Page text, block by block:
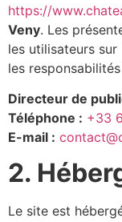
https://
Veny. Les
les utilisateurs
les
Directeur de
Téléphone : +33
E-mail :
2.
Le site est